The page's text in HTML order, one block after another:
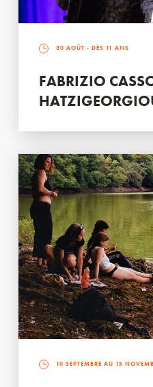
30 AOÛT - DÈS 11 ANS
FABRIZIO
10 SEPTEMBRE AU 15